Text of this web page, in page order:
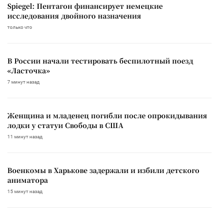
Spiegel: Пентагон финансирует немецкие
исследования двойного назначения
только что
В России начали тестировать беспилотный поезд
«Ласточка»
7 минут назад
Женщина и младенец погибли после опрокидывания
лодки у статуи Свободы в США
11 минут назад
Военкомы в Харькове задержали и избили детского
аниматора
15 минут назад